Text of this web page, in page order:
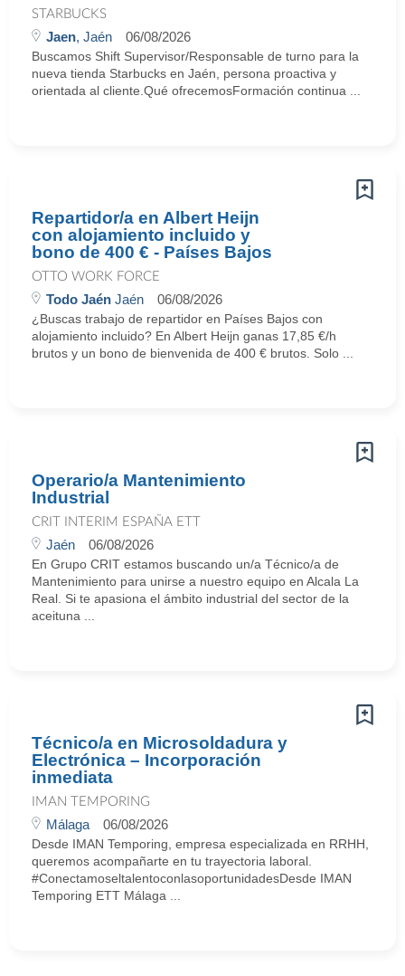
STARBUCKS
Jaen, Jaén 06/08/2026
Buscamos Shift Supervisor/Responsable de turno para la
nueva tienda Starbucks en Jaén, persona proactiva y
orientada al cliente.Qué ofrecemosFormación continua ...
Repartidor/a en Albert Heijn
con alojamiento incluido y
bono de 400 € - Países Bajos
OTTO WORK FORCE
Todo Jaén Jaén 06/08/2026
¿Buscas trabajo de repartidor en Países Bajos con
alojamiento incluido? En Albert Heijn ganas 17,85 €/h
brutos y un bono de bienvenida de 400 € brutos. Solo ...
Operario/a Mantenimiento
Industrial
CRIT INTERIM ESPAÑA ETT
Jaén 06/08/2026
En Grupo CRIT estamos buscando un/a Técnico/a de
Mantenimiento para unirse a nuestro equipo en Alcala La
Real. Si te apasiona el ámbito industrial del sector de la
aceituna ...
Técnico/a en Microsoldadura y
Electrónica – Incorporación
inmediata
IMAN TEMPORING
Málaga 06/08/2026
Desde IMAN Temporing, empresa especializada en RRHH,
queremos acompañarte en tu trayectoria laboral.
#ConectamoseltalentoconlasoportunidadesDesde IMAN
Temporing ETT Málaga ...